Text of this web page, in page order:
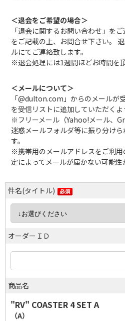
＜退会をご希望の場合＞
「退会に関するお問い合わせ」を
をご記載の上、お問合せ下さい。
ルにてご連絡致します。
※退会処理には1週間ほどお時間を
＜メールについて＞
「@dulton.com」からのメールが
を受信リストに追加していただくよ
※フリーメール（Yahoo!メール、
迷惑メールフォルダ等に振り分け
す。
※携帯用のメールアドレスをご利
定によってメールが届かない可能性
件名(タイトル)
オーダーＩＤ
商品名
"RV" COASTER 4 SET A
（A）